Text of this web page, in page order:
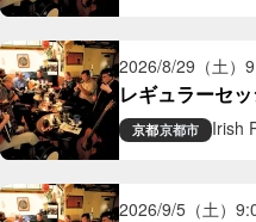
2026/8/29（土）
レギュラーセ
京都京都市 Irish
2026/9/5（土）